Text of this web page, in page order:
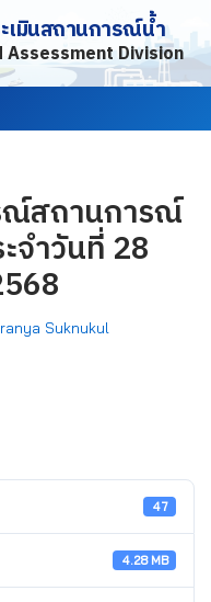
เมินสถานการณ์น้ำ
Division
ณ์สถานการณ์
จำวันที่ 28
Suknukul
47
4.28 MB